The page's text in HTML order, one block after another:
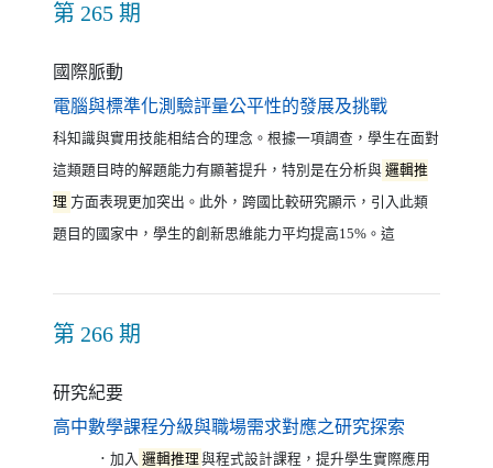
第 265 期
國際脈動
電腦與標準化測驗評量公平性的發展及挑戰（另開新視
科知識與實用技能相結合的理念。根據一項調查，學生在面對
這類題目時的解題能力有顯著提升，特別是在分析與 邏輯推
理 方面表現更加突出。此外，跨國比較研究顯示，引入此類
題目的國家中，學生的創新思維能力平均提高15%。這
第 266 期
研究紀要
高中數學課程分級與職場需求對應之研究探索
．加入 邏輯推理 與程式設計課程，提升學生實際應用